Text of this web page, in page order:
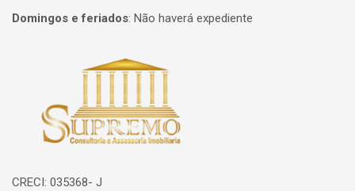
Domingos e feriados: Não haverá expediente
Página inicial
CRECI: 035368- J